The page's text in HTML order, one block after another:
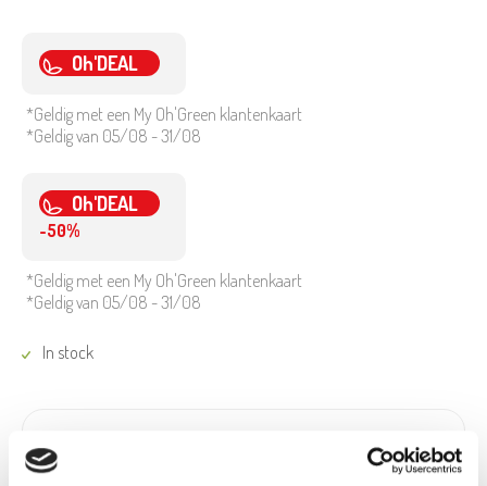
Oh'DEAL
*Geldig met een My Oh'Green klantenkaart
*Geldig van 05/08 - 31/08
Oh'DEAL
-50%
*Geldig met een My Oh'Green klantenkaart
*Geldig van 05/08 - 31/08
In stock
Product details